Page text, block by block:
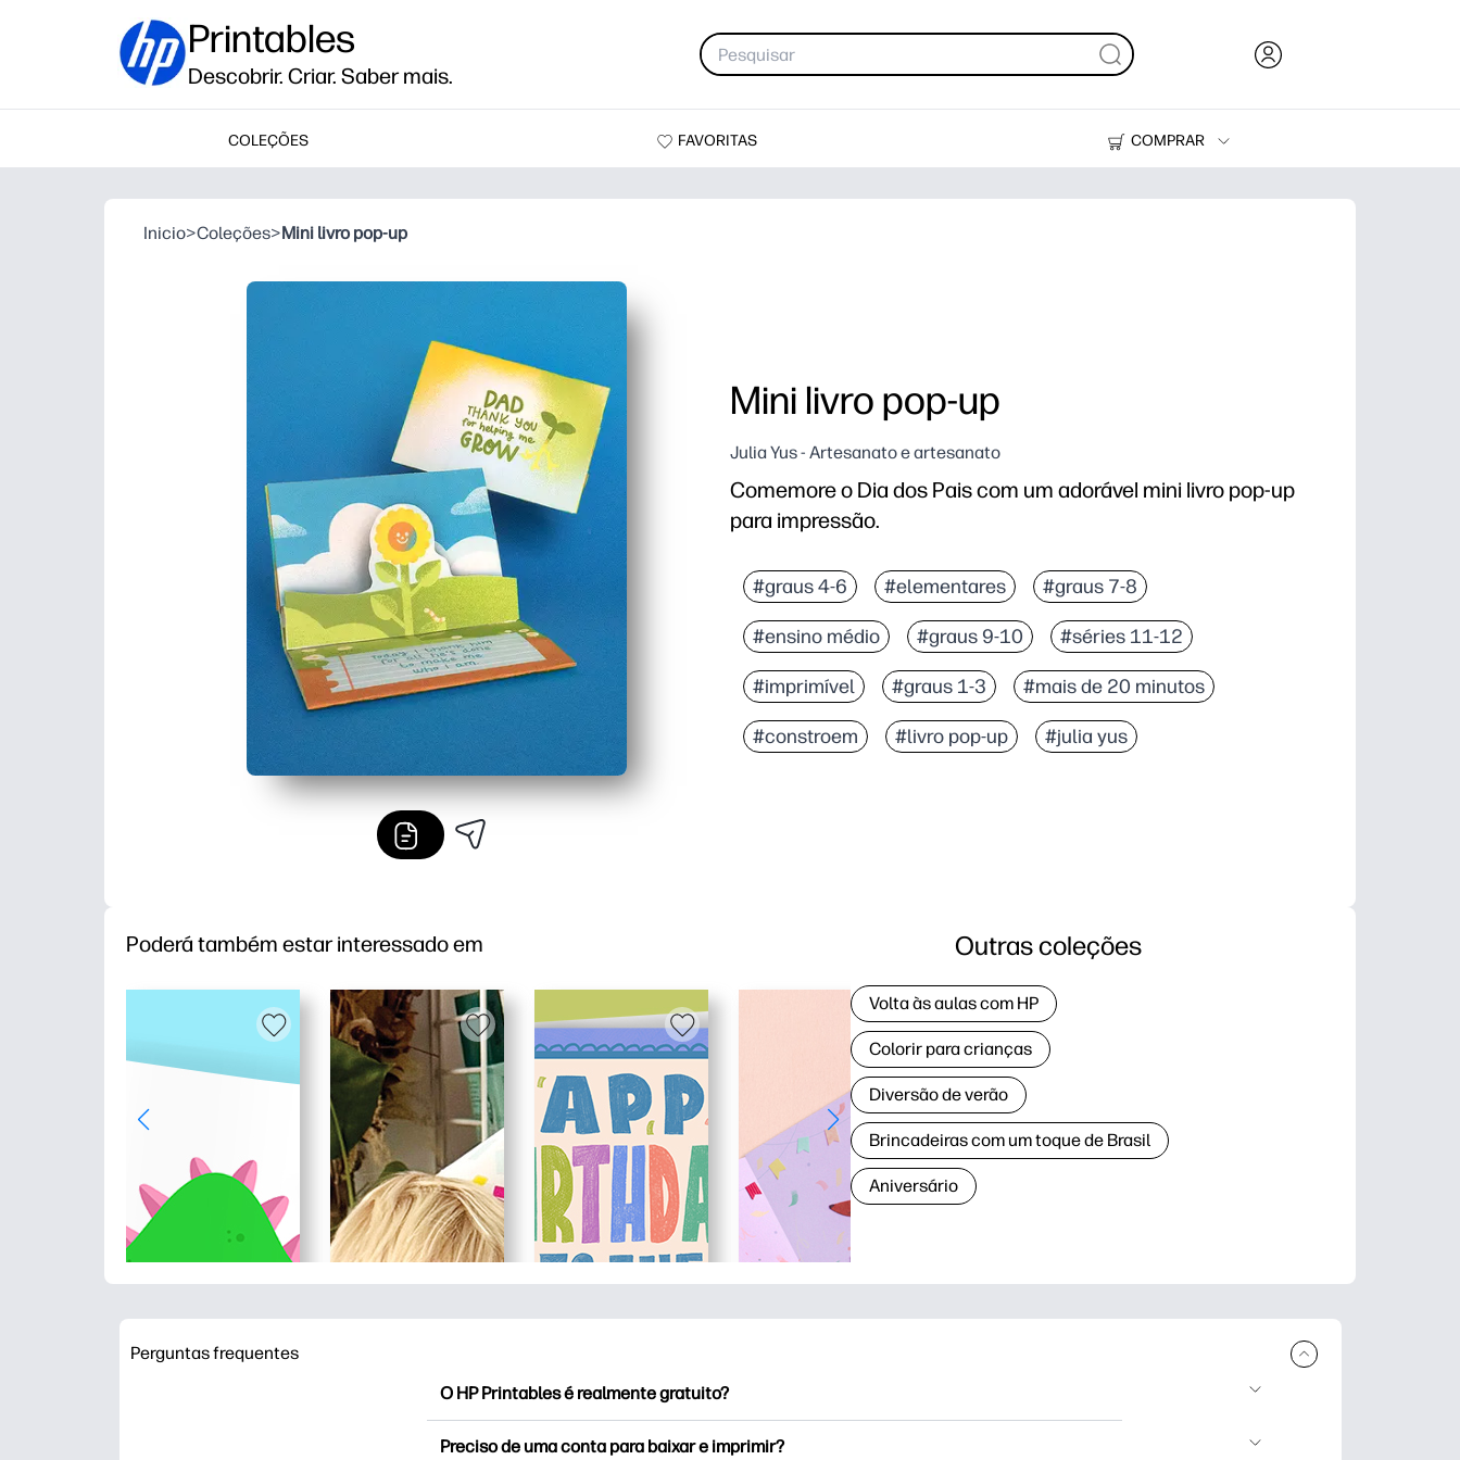
Printables
Descobrir. Criar. Saber mais.
COLEÇÕES FAVORITAS
COMPRAR
Suprimentos
Inicio>Coleções>Mini livro pop-up
Mini livro pop-up
Julia Yus - Artesanato e artesanato
Comemore o Dia dos Pais com um adorável mini livro pop-up
para impressão.
#graus 4-6 #elementares #graus 7-8
#ensino médio #graus 9-10 #séries 11-12
#imprimível #graus 1-3 #mais de 20 minutos
#constroem #livro pop-up #julia yus
Poderá também estar interessado em Outras coleções
Volta às aulas com HP
Colorir para crianças
Diversão de verão
Brincadeiras com um toque de Brasil
Aniversário
Perguntas frequentes
O HP Printables é realmente gratuito?
Preciso de uma conta para baixar e imprimir?